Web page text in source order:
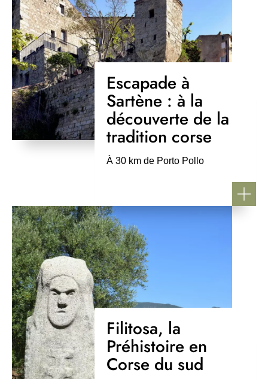
Pierre Bona, CC BY-SA 4.0
Escapade à
Sartène : à la
découverte de la
tradition corse
À 30 km de Porto Pollo
Filitosa, la
Préhistoire en
Corse du sud